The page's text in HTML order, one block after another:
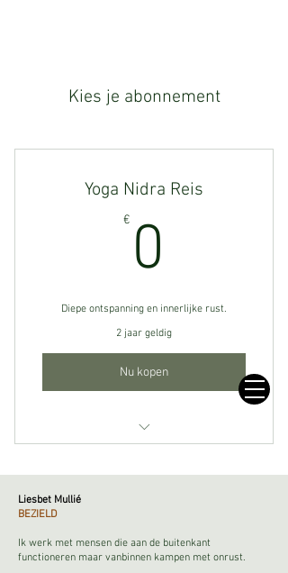
Kies je abonnement
Yoga Nidra Reis
€ 0
Diepe ontspanning en innerlijke rust.
2 jaar geldig
Nu kopen
sessies
Liesbet Mullié
BEZIELD
Ik werk met mensen die aan de buitenkant
functioneren maar vanbinnen kampen met onrust.